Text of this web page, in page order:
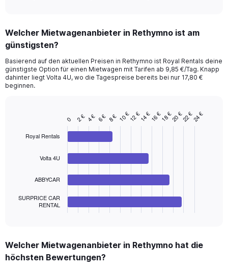
Range:
91
The
chart
has
values.
Range:
Welcher Mietwagenanbieter in Rethymno ist am
günstigsten?
Basierend auf den aktuellen Preisen in Rethymno ist Royal Rentals deine
günstigste Option für einen Mietwagen mit Tarifen ab 9,85 €/Tag. Knapp
dahinter liegt Volta 4U, wo die Tagespreise bereits bei nur 17,80 €
beginnen.
with
Range:
4
Royal Rentals
Volta 4U
ABBYCAR
SURPRICE CAR
RENTAL
0 2 € 4 € 6 € 8 € 10 €12 €14 €16 €18 €20 €22 €24 €
Welcher Mietwagenanbieter in Rethymno hat die
höchsten Bewertungen?